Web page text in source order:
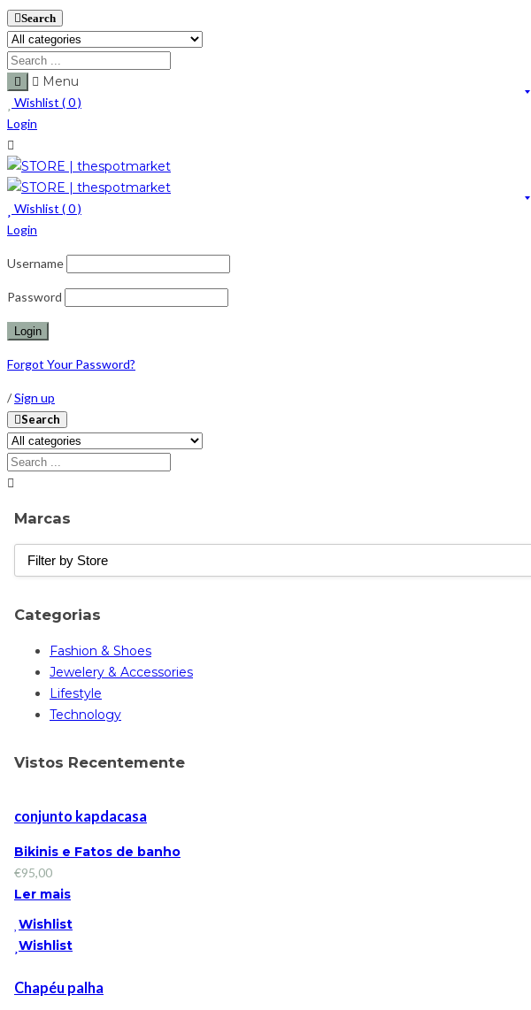
Search
Menu
Wishlist (0)
Login
Wishlist (0)
Login
Username
Password
Forgot Your Password?
/Sign up
Search
Marcas
Categorias
Fashion & Shoes
Jewelery & Accessories
Lifestyle
Technology
Vistos Recentemente
conjunto kapdacasa
Bikinis e Fatos de banho
€95,00
Ler mais
Wishlist
Wishlist
Chapéu palha